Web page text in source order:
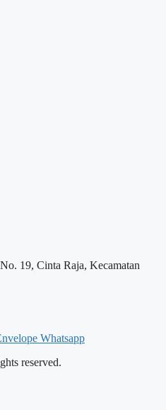
19, Cinta Raja, Kecamatan
Whatsapp
reserved.